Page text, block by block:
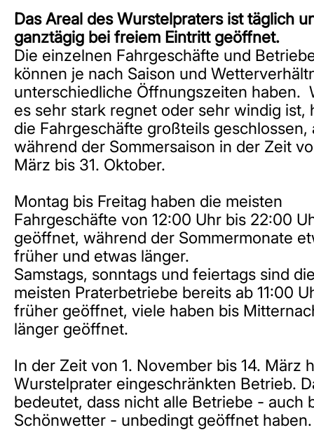
Das Areal des Wurstelpraters ist täglich
ganztägig bei freiem Eintritt geöffnet.
Die einzelnen Fahrgeschäfte und
können je nach Saison und
unterschiedliche Öffnungszeiten haben.
es sehr stark regnet oder sehr windig ist,
die Fahrgeschäfte großteils geschlossen,
während der Sommersaison in der Zeit
März bis 31. Oktober.
Montag bis Freitag haben die meisten
Fahrgeschäfte von 12:00 Uhr bis 22:00
geöffnet, während der Sommermonate
früher und etwas länger.
Samstags, sonntags und feiertags sind
meisten Praterbetriebe bereits ab 11:00
früher geöffnet, viele haben bis
länger geöffnet.
In der Zeit von 1. November bis 14. März
Wurstelprater eingeschränkten Betrieb.
bedeutet, dass nicht alle Betriebe - auch
Schönwetter - unbedingt geöffnet haben.